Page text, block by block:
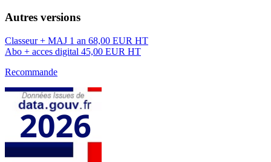
Autres versions
Classeur + MAJ 1 an 68,00 EUR HT
Abo + acces digital 45,00 EUR HT
Recommande